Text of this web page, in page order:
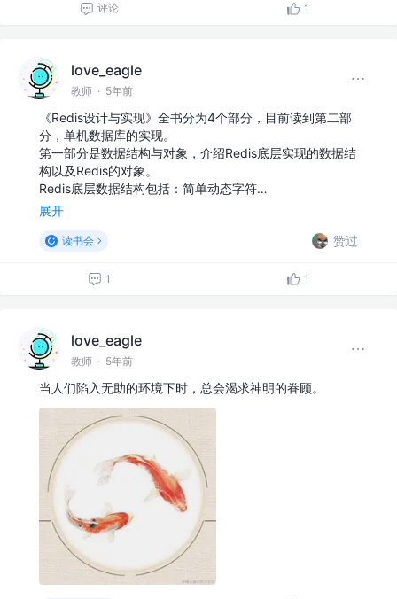
评论 1
love_eagle
教师 · 5年前
《Redis设计与实现》全书分为4个部分，目前读到第二部
分，单机数据库的实现。
第一部分是数据结构与对象，介绍Redis底层实现的数据结
构以及Redis的对象。
Redis底层数据结构包括：简单动态字符…
展开
读书会 赞过
1 1
love_eagle
教师 · 5年前
当人们陷入无助的环境下时，总会渴求神明的眷顾。